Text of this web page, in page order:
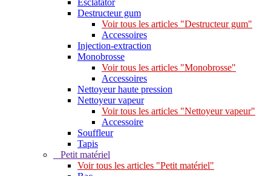
Destructeur gum
Voir tous les articles "Destructeur gum"
Accessoires
Injection-extraction
Monobrosse
Voir tous les articles "Monobrosse"
Accessoires
Nettoyeur haute pression
Nettoyeur vapeur
Voir tous les articles "Nettoyeur vapeur"
Accessoire
Souffleur
Tapis
Petit matériel
Voir tous les articles "Petit matériel"